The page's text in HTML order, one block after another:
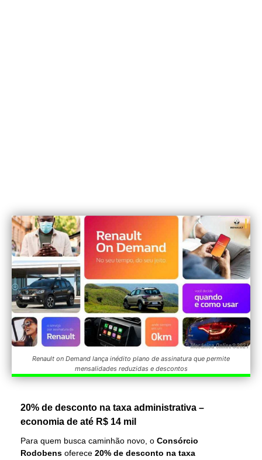
Renault on Demand lança inédito plano de assinatura que permite
mensalidades reduzidas e descontos
20% de desconto na taxa administrativa –
economia de até R$ 14 mil
Para quem busca caminhão novo, o Consórcio
Rodobens oferece 20% de desconto na taxa